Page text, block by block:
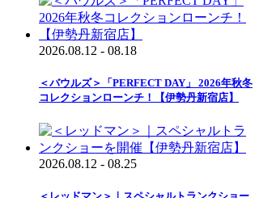
2026.08.12 - 08.18
＜バウルズ＞「PERFECT DAY」 2026年秋冬
コレクションローンチ！【伊勢丹新宿店】
2026.08.12 - 08.25